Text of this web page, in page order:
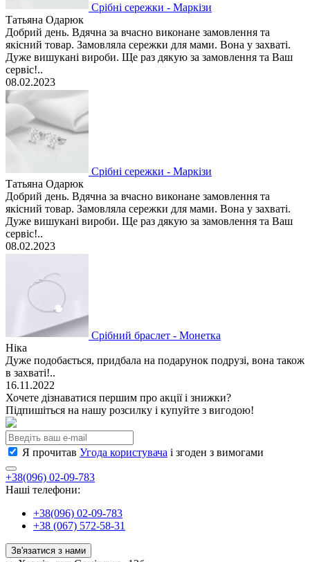
Срібні сережки - Маркізи
Татьяна Одарюк
Добрий день. Вдячна за вчасно виконане замовлення та
якісний товар. Замовляла сережки для мами. Вона у захваті.
Дуже вишукані вироби. Ще раз дякую за замовлення та Ваш
сервіс!..
08.02.2023
Срібні сережки - Маркізи
Татьяна Одарюк
Добрий день. Вдячна за вчасно виконане замовлення та
якісний товар. Замовляла сережки для мами. Вона у захваті.
Дуже вишукані вироби. Ще раз дякую за замовлення та Ваш
сервіс!..
08.02.2023
Срібний браслет - Монетка
Ніка
Дуже подобається, придбала на подарунок подрузі, вона також
в захваті!..
16.11.2022
Хочете дізнаватися першим про акції і знижки?
Підпишіться на нашу розсилку і купуйте з вигодою!
Я прочитав Угода користувача і згоден з вимогами
+38(096) 02-09-783
Наші телефони:
+38(096) 02-09-783
+38 (067) 572-58-31
Зв'язатися з нами